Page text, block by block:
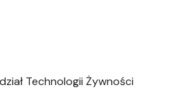
Technologii Żywności